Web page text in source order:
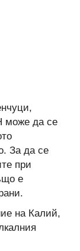
може да се
За да се
при
е
на Калий,